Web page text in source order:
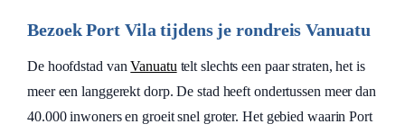
Bezoek Port Vila tijdens je rondreis Vanuatu
De hoofdstad vanVanuatu telt slechts een paar straten, het is
meer een langgerekt dorp. De stad heeft ondertussen meer dan
40.000 inwoners en groeit snel groter. Het gebied waarin Port